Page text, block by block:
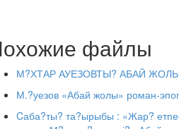
файлы
М?ХТАР АУЕЗОВТЫ? АБАЙ
М.?уезов «Абай жолы» роман-
Cаба?ты? та?ырыбы : «Жар?